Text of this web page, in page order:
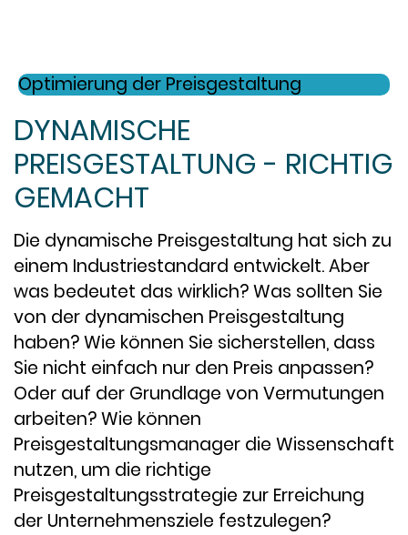
Optimierung der Preisgestaltung
DYNAMISCHE
PREISGESTALTUNG - RICHTIG
GEMACHT
Die dynamische Preisgestaltung hat sich zu
einem Industriestandard entwickelt. Aber
was bedeutet das wirklich? Was sollten Sie
von der dynamischen Preisgestaltung
haben? Wie können Sie sicherstellen, dass
Sie nicht einfach nur den Preis anpassen?
Oder auf der Grundlage von Vermutungen
arbeiten? Wie können
Preisgestaltungsmanager die Wissenschaft
nutzen, um die richtige
Preisgestaltungsstrategie zur Erreichung
der Unternehmensziele festzulegen?